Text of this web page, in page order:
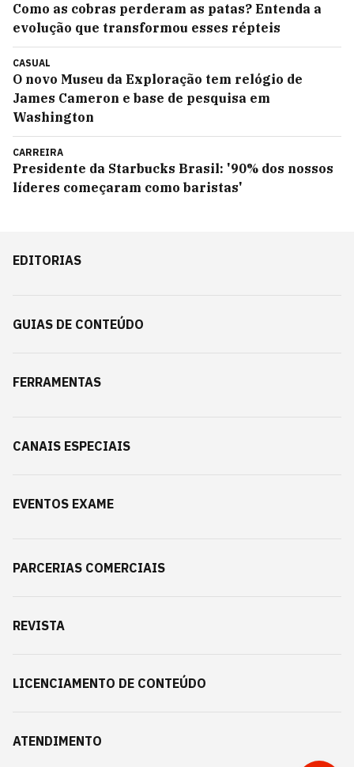
Como as cobras perderam as patas? Entenda a
evolução que transformou esses répteis
CASUAL
O novo Museu da Exploração tem relógio de
James Cameron e base de pesquisa em
Washington
CARREIRA
Presidente da Starbucks Brasil: '90% dos nossos
líderes começaram como baristas'
EDITORIAS
GUIAS DE CONTEÚDO
FERRAMENTAS
CANAIS ESPECIAIS
EVENTOS EXAME
PARCERIAS COMERCIAIS
REVISTA
LICENCIAMENTO DE CONTEÚDO
ATENDIMENTO